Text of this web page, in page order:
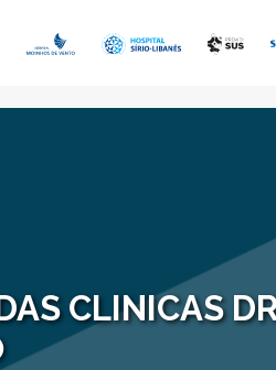
CLINICAS